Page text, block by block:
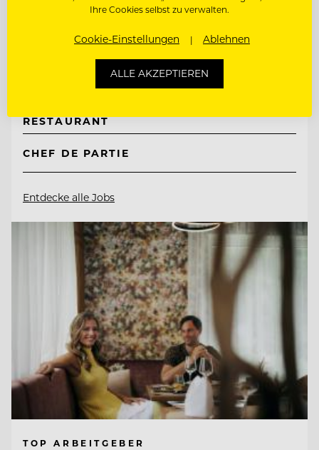
Mountain Resort Feuerberg
9551 Bodensdorf, Ossiacher See, Österreich
RESTAURANT
CHEF DE PARTIE
Entdecke alle Jobs
TOP ARBEITGEBER
Ihre Cookies selbst zu verwalten.
Cookie-Einstellungen Ablehnen
ALLE AKZEPTIEREN